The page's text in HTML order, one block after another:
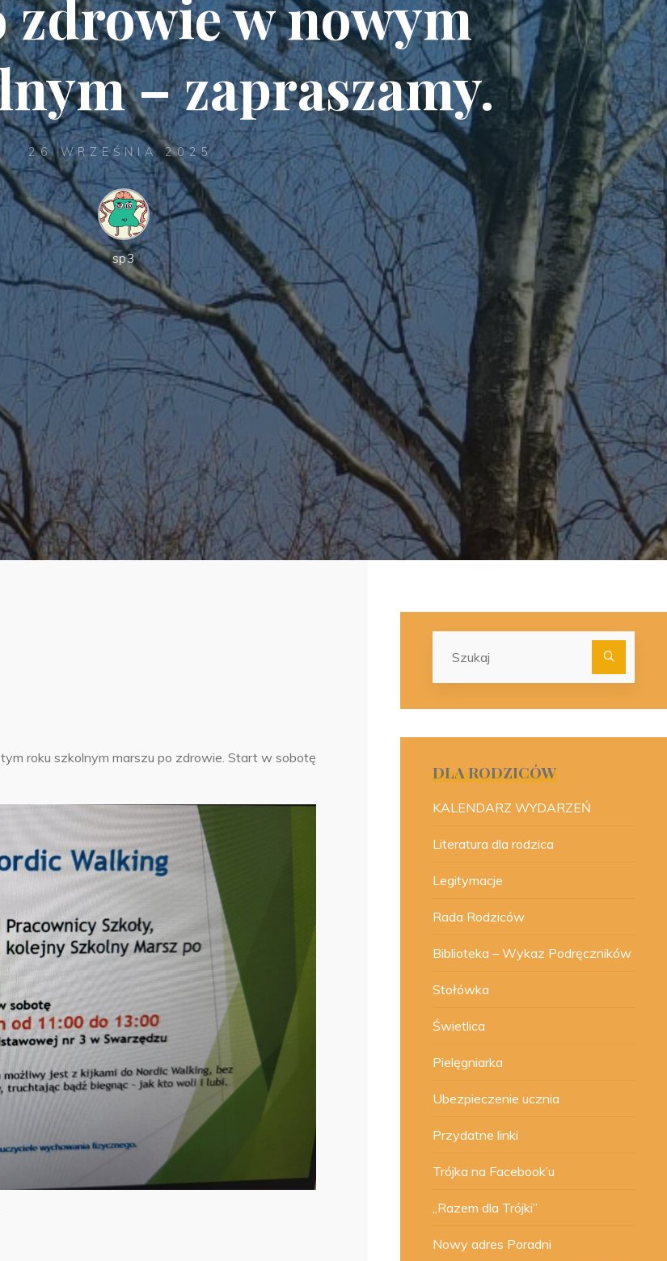
zdrowie w nowym
– zapraszamy.
26 WRZEŚNIA 2025
sp3
roku szkolnym marszu po zdrowie. Start w sobotę
DLA RODZICÓW
KALENDARZ WYDARZEŃ
Literatura dla rodzica
Legitymacje
Rada Rodziców
Biblioteka – Wykaz Podręczników
Stołówka
Świetlica
Pielęgniarka
Ubezpieczenie ucznia
Przydatne linki
Trójka na Facebook’u
„Razem dla Trójki”
Nowy adres Poradni